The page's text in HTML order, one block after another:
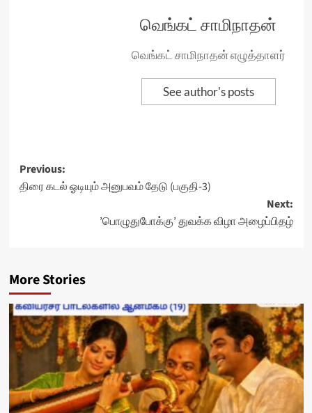
வெங்கட் சாமிநாதன்
வெங்கட் சாமிநாதன் எழுத்தாளர்
See author's posts
Post
navigation
Previous:
திரை கடல் ஓடியும் அனுபவம் தேடு (பகுதி-3)
Next:
’பொழுதுபோக்கு’ துவக்க விழா அழைப்பிதழ்
More Stories